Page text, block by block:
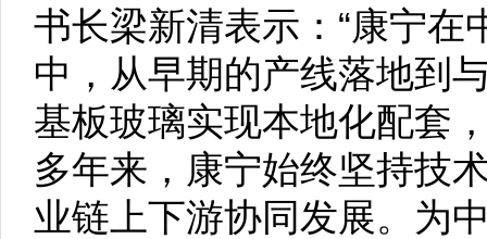
书长梁新清表示：“康宁在
中，从早期的产线落地到
基板玻璃实现本地化配套
多年来，康宁始终坚持技
业链上下游协同发展。为